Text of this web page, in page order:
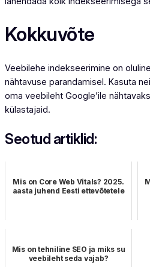
Kokkuvõte
Veebilehe indekseerimine on
nähtavuse parandamisel. Kasuta
oma veebileht Google’ile
külastajaid.
Seotud artiklid:
Mis on Core Web Vitals? 2025.
aasta juhend Eesti ettevõtetele
Mis on tehniline SEO ja miks su
veebileht seda vajab?